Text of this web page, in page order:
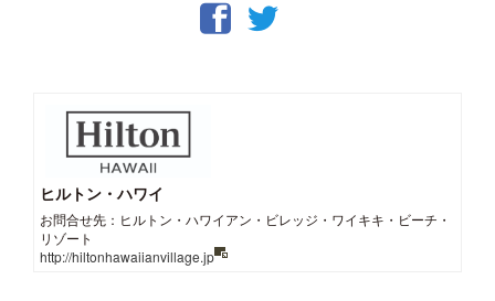
ヒルトン・ハワイ
お問合せ先：ヒルトン・ハワイアン・ビレッジ・ワイキキ・ビーチ・
リゾート
http://hiltonhawaiianvillage.jp